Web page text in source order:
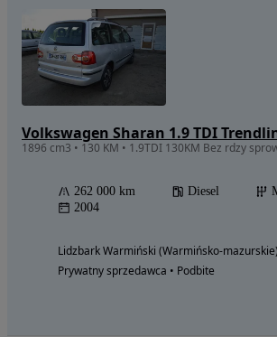
Volkswagen Sharan 1.9 TDI
1896 cm3 • 130 KM • 1.9TDI 130KM Bez rdzy
262 000 km Diesel
2004
Lidzbark Warmiński (Warmińsko-mazurskie)
Prywatny sprzedawca • Podbite